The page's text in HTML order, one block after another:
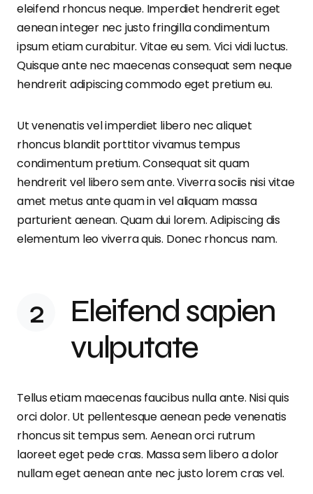
eleifend rhoncus neque. Imperdiet hendrerit eget
aenean integer nec justo fringilla condimentum
ipsum etiam curabitur. Vitae eu sem. Vici vidi luctus.
Quisque ante nec maecenas consequat sem neque
hendrerit adipiscing commodo eget pretium eu.
Ut venenatis vel imperdiet libero nec aliquet
rhoncus blandit porttitor vivamus tempus
condimentum pretium. Consequat sit quam
hendrerit vel libero sem ante. Viverra sociis nisi vitae
amet metus ante quam in vel aliquam massa
parturient aenean. Quam dui lorem. Adipiscing dis
elementum leo viverra quis. Donec rhoncus nam.
Eleifend sapien
vulputate
Tellus etiam maecenas faucibus nulla ante. Nisi quis
orci dolor. Ut pellentesque aenean pede venenatis
rhoncus sit tempus sem. Aenean orci rutrum
laoreet eget pede cras. Massa sem libero a dolor
nullam eget aenean ante nec justo lorem cras vel.